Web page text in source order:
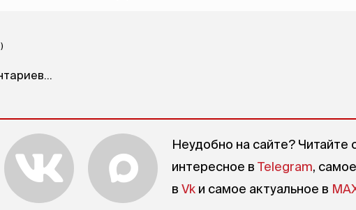
Неудобно на сайте? Читайте
интересное в Telegram,
в Vk и самое актуальное в